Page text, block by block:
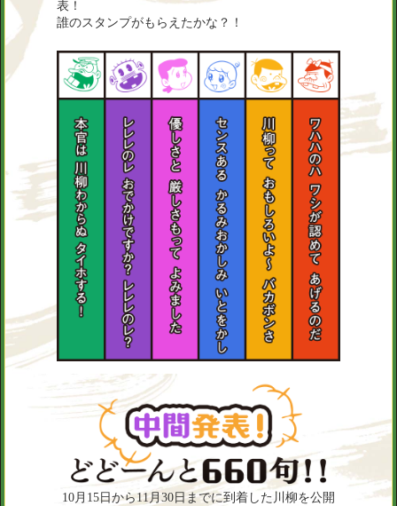
表！
誰のスタンプがもらえたかな？！
10月15日から11月30日までに到着した川柳を公開